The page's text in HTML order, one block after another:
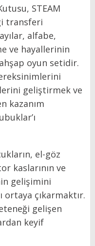
STEAM
transferi
alfabe,
ve hayallerinin
oyun setidir.
geliştirmek ve
kazanım
el-göz
kaslarının ve
gelişimini
ortaya çıkarmaktır.
gelişen
keyif